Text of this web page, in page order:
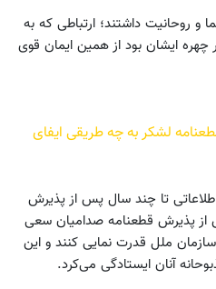
و روحانیت داشتند؛ ارتباطی که به
ایشان بود از همین ایمان قوی
لشکر به چه طریقی ایفای
تا چند سال پس از پذیرش
از پذیرش قطعنامه صدامیان سعی
سازمان ملل قدرت نمایی کنند و این
آنان ایستادگی می‌کرد.